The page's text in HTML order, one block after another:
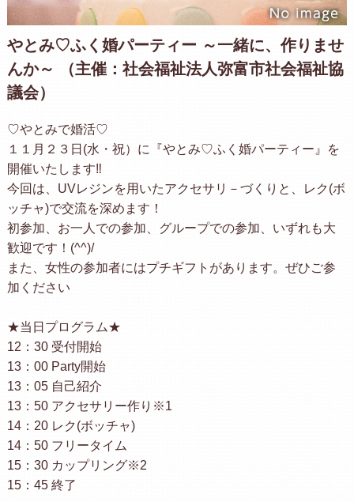
やとみ♡ふく婚パーティー ～一緒に、作りませ
んか～ （主催：社会福祉法人弥富市社会福祉協
議会）
♡やとみで婚活♡
１１月２３日(水・祝）に『やとみ♡ふく婚パーティー』を
開催いたします‼
今回は、UVレジンを用いたアクセサリ－づくりと、レク(ボ
ッチャ)で交流を深めます！
初参加、お一人での参加、グループでの参加、いずれも大
歓迎です！(^^)/
また、女性の参加者にはプチギフトがあります。ぜひご参
加ください
★当日プログラム★
12：30 受付開始
13：00 Party開始
13：05 自己紹介
13：50 アクセサリー作り※1
14：20 レク(ボッチャ)
14：50 フリータイム
15：30 カップリング※2
15：45 終了